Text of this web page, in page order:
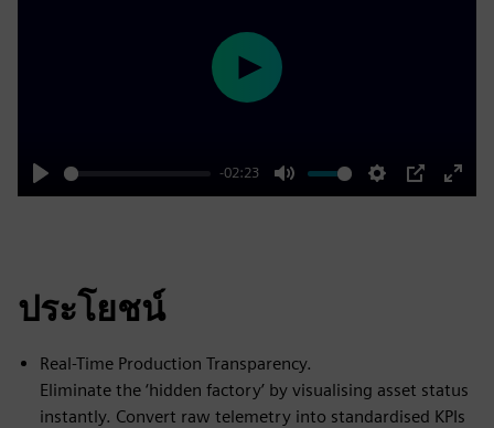
Play
-02:23
Mute Settings
PIP
Enter
Play
ประโยชน์
Real-Time Production Transparency.
Eliminate the ‘hidden factory’ by visualising asset status
instantly. Convert raw telemetry into standardised KPIs